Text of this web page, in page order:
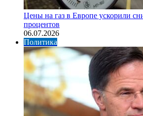
Цены на газ в Европе ускорили
процентов
06.07.2026
Политика